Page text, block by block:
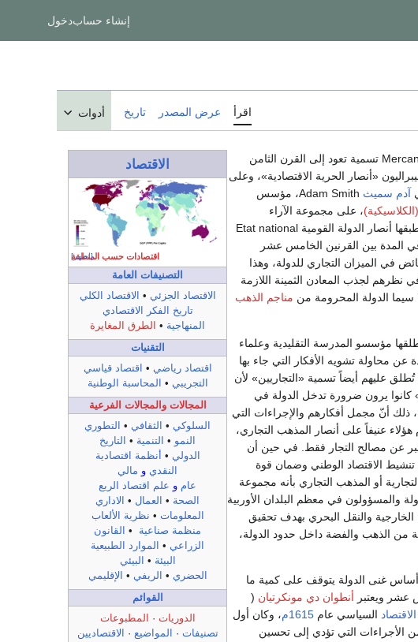
إنشاء حسابدخول
اقرأ عرض المصدر تاريخ أدوات
الاقتصاد
اقتصادات حسب المنطقة
[اظهر]
التصنيفات العامة
الاقتصاد الجزئي •
الاقتصاد الكلي
تاريخ الفكر الاقتصادي
المنهاجية • الطرق المغايرة
التقنيات
اقتصاد رياضي • اقتصاد قياسي
التجريبي • المحاسبة الوطنية
المجالات والمجالات الفرعية
السلوكي • الثقافي •
التطوري
النمو • التنمية •
التاريخ
الدولي •
أنظمة اقتصادية
النقدي و مالي
عام و علم اقتصاد الريع
الصحة • العمال •
الاداري
المعلومات • نظرية الألعاب
منظمة صناعية •
القانون
الزراعي •
الموارد الطبيعية
البيئة •
البيئي
الحضري • الريفي • الإقليمي
القوائم
الدوريات ·
المطبوعات
تصنيفات · المواضيع · الاقتصاديين
Mercantilisme تسمية تعود إلى القرن الثامن
«أنصار الحرية الاقتصادية»، وعلى
آدم سميث
، على مجموعة الآراء
والإجراءات الاقتصادية التي طبقها أنصار الدولة القومية Etat national
المدة بين القرنين الخامس عشر
في الميزان التجاري للدولة، وهذا
نظرهم لجذب المعادن الثمينة اللازمة
سيما الدولة المحرومة من مناجم الذهب
مؤسسو المدرسة التقليدية وعلماء
عن محاولة تشويه الأفكار التي جاء بها
عليهم أيضاً تسمية «التجاريين» لأن
كانوا يرون ضرورة تدخل الدولة في
أنّ مجمل أفكارهم والإجراءات التي
عنيفاً على أنصار المذهب التجاري،
عن مصالح التجار فقط. في حين أن
تنشيط الاقتصاد الوطني وضمان قوة
أو المذهب التجاري بأنه مجموعة
والمسؤولون في معظم البلدان الأوربية
والنقل البحري بهدف تحقيق
من الذهب والفضة داخل حدود الدولة،
غنى الدولة يتوقف على كمية ما
عشر ويعتبر أنطوان دي مونكرتيان (
الاقتصاد السياسي عام 1615م
، وكان أول
الأجراءات التي تؤدي إلى تحسين